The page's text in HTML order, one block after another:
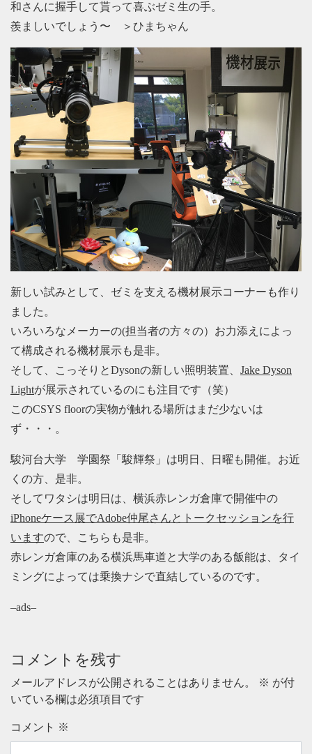
和さんに握手して貰って喜ぶゼミ生の手。
羨ましいでしょう〜 ＞ひまちゃん
新しい試みとして、ゼミを支える機材展示コーナーも作り
ました。
いろいろなメーカーの(担当者の方々の）お力添えによっ
て構成される機材展示も是非。
そして、こっそりとDysonの新しい照明装置、 Jake Dyson
Lightが展示されているのにも注目です（笑）
このCSYS floorの実物が触れる場所はまだ少ないは
ず・・・。
駿河台大学 学園祭「駿輝祭」は明日、日曜も開催。お近
くの方、是非。
そしてワタシは明日は、横浜赤レンガ倉庫で開催中の
iPhoneケース展でAdobe仲尾さんとトークセッションを行
いますので、こちらも是非。
赤レンガ倉庫のある横浜馬車道と大学のある飯能は、タイ
ミングによっては乗換ナシで直結しているのです。
–ads–
コメントを残す
メールアドレスが公開されることはありません。 ※ が付
いている欄は必須項目です
コメント ※